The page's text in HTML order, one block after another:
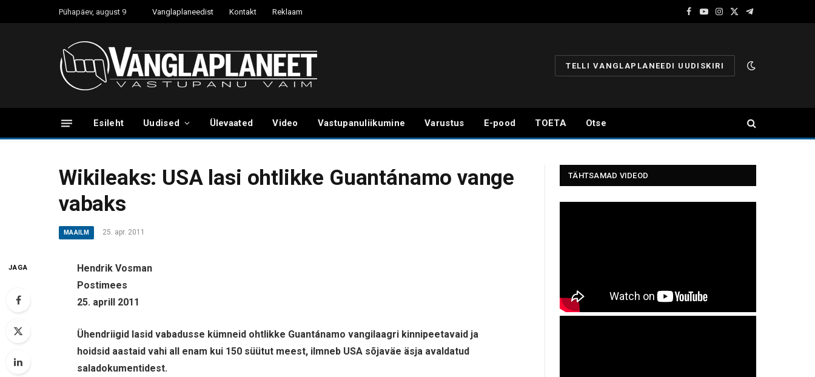
Pühapäev, august 9 Vanglaplaneedist Kontakt Reklaam
Facebook
YouTube
Instagram
X
Telegram
TELLI VANGLAPLANEEDI UUDISKIRI
Esileht Uudised Ülevaated Video Vastupanuliikumine Varustus E-pood TOETA Otse
Wikileaks: USA lasi ohtlikke Guantánamo vange
vabaks
MAAILM 25. apr. 2011
JAGA
Hendrik Vosman
Postimees
25. aprill 2011
Ühendriigid lasid vabadusse kümneid ohtlikke Guantánamo vangilaagri kinnipeetavaid ja
hoidsid aastaid vahi all enam kui 150 süütut meest, ilmneb USA sõjaväe äsja avaldatud
saladokumentidest.
TÄHTSAMAD VIDEOD